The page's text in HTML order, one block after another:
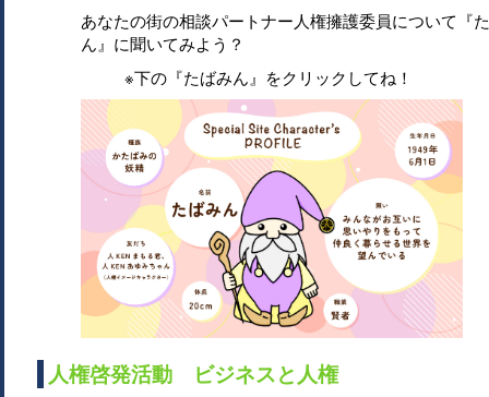
あなたの街の相談パートナー人権擁護委員について『
ん』に聞いてみよう？
※下の『たばみん』をクリックしてね！
人権啓発活動 ビジネスと人権